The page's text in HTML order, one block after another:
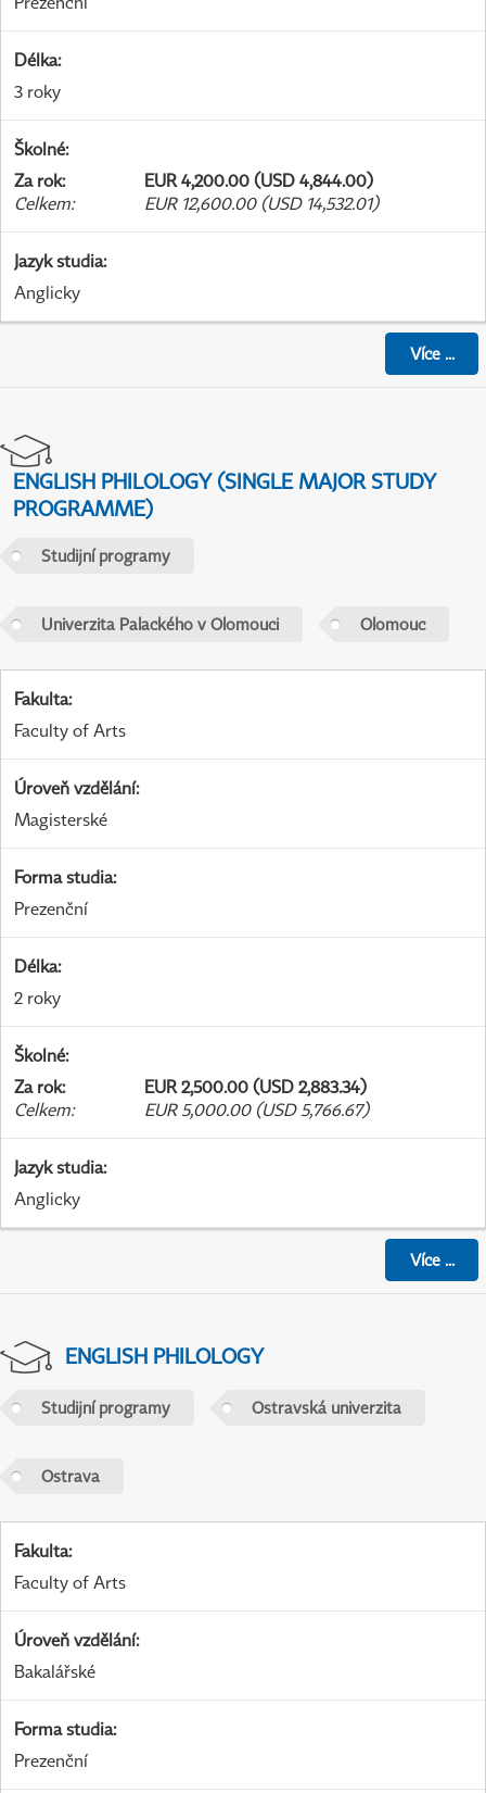
Délka:
3 roky
Školné:
Za rok:
EUR 4,200.00 (USD 4,844.00)
Celkem: EUR 12,600.00 (USD 14,532.01)
Jazyk studia:
Anglicky
Více...
ENGLISH PHILOLOGY (SINGLE MAJOR STUDY
PROGRAMME)
Studijní programy
Univerzita Palackého v Olomouci Olomouc
Fakulta:
Faculty of Arts
Úroveň vzdělání:
Magisterské
Forma studia:
Prezenční
Délka:
2 roky
Školné:
Za rok:
EUR 2,500.00 (USD 2,883.34)
Celkem: EUR 5,000.00 (USD 5,766.67)
Jazyk studia:
Anglicky
Více...
ENGLISH PHILOLOGY
Studijní programy Ostravská univerzita
Ostrava
Fakulta:
Faculty of Arts
Úroveň vzdělání:
Bakalářské
Forma studia:
Prezenční